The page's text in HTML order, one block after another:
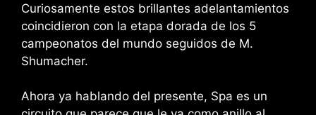
Curiosamente estos brillantes adelantamientos
coincidieron con la etapa dorada de los 5
campeonatos del mundo seguidos de M.
Shumacher.
Ahora ya hablando del presente, Spa es un